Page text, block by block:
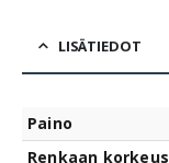
LISÄTIEDOT
Paino
Renkaan korkeus